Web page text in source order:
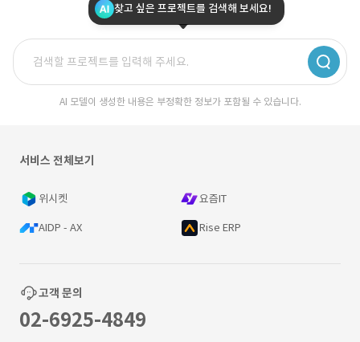
찾고 싶은 프로젝트를 검색해 보세요!
AI 모델이 생성한 내용은 부정확한 정보가 포함될 수 있습니다.
서비스 전체보기
위시켓 요즘IT
AIDP - AX Rise ERP
고객 문의
02-6925-4849